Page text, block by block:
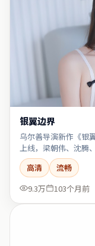
银翼边界
乌尔善导演新作《银
上线，梁朝伟、沈腾
高清
流畅
9.3万
103个月前